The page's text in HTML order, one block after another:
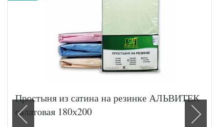
Простыня из сатина на резинке АЛЬВИТЕК
салатовая 180х200